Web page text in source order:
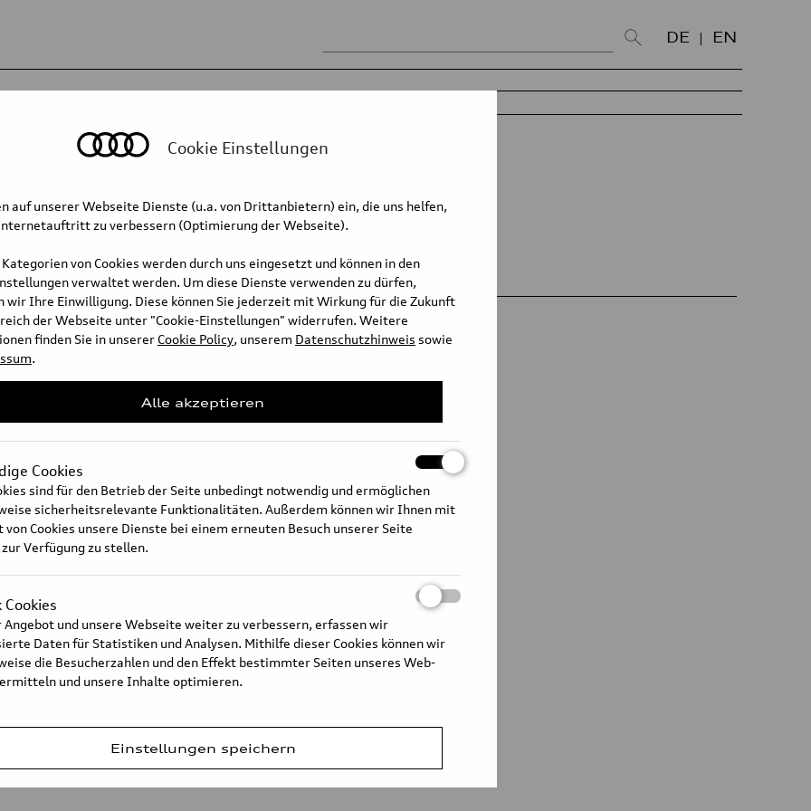
DE EN
Legal Privacy Cookie settings
Cookie Einstellungen
auf unserer Webseite Dienste (u.a. von Drittanbietern) ein, die uns helfen,
zu verbessern (Optimierung der Webseite).
von Cookies werden durch uns eingesetzt und können in den
verwaltet werden. Um diese Dienste verwenden zu dürfen,
wir Ihre Einwilligung. Diese können Sie jederzeit mit Wirkung für die Zukunft
der Webseite unter "Cookie-Einstellungen" widerrufen. Weitere
finden Sie in unserer Cookie Policy, unserem Datenschutzhinweis sowie
.
Alle akzeptieren
Cookies
sind für den Betrieb der Seite unbedingt notwendig und ermöglichen
sicherheitsrelevante Funktionalitäten. Außerdem können wir Ihnen mit
von Cookies unsere Dienste bei einem erneuten Besuch unserer Seite
Verfügung zu stellen.
Angebot und unsere Webseite weiter zu verbessern, erfassen wir
Daten für Statistiken und Analysen. Mithilfe dieser Cookies können wir
die Besucherzahlen und den Effekt bestimmter Seiten unseres Web-
und unsere Inhalte optimieren.
Einstellungen speichern